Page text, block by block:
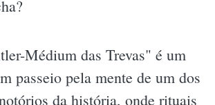
Médium das Trevas" é um
passeio pela mente de um dos
da história, onde rituais